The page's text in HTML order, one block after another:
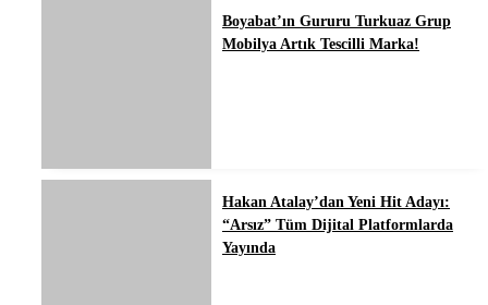
Boyabat’ın Gururu Turkuaz Grup
Mobilya Artık Tescilli Marka!
Hakan Atalay’dan Yeni Hit Adayı:
“Arsız” Tüm Dijital Platformlarda
Yayında